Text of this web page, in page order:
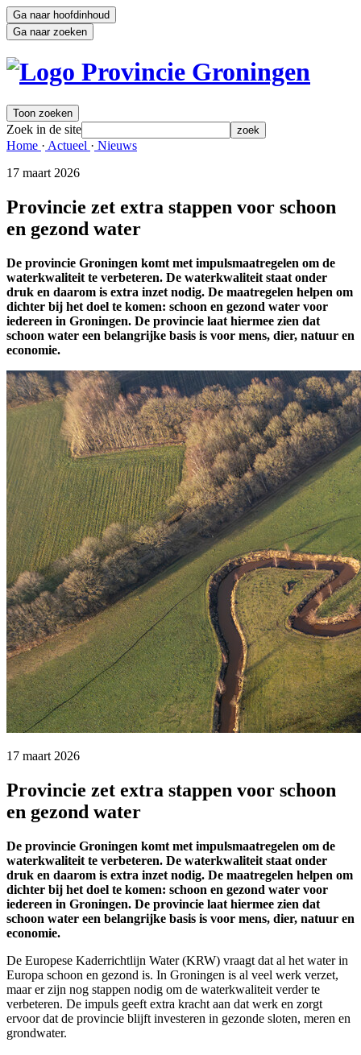
Ga naar hoofdinhoud
Ga naar zoeken
Toon zoeken
Zoek in de site zoek
Home · Actueel · Nieuws
17 maart 2026
Provincie zet extra stappen voor schoon
en gezond water
De provincie Groningen komt met impulsmaatregelen om de
waterkwaliteit te verbeteren. De waterkwaliteit staat onder
druk en daarom is extra inzet nodig. De maatregelen helpen om
dichter bij het doel te komen: schoon en gezond water voor
iedereen in Groningen. De provincie laat hiermee zien dat
schoon water een belangrijke basis is voor mens, dier, natuur en
economie.
17 maart 2026
Provincie zet extra stappen voor schoon
en gezond water
De provincie Groningen komt met impulsmaatregelen om de
waterkwaliteit te verbeteren. De waterkwaliteit staat onder
druk en daarom is extra inzet nodig. De maatregelen helpen om
dichter bij het doel te komen: schoon en gezond water voor
iedereen in Groningen. De provincie laat hiermee zien dat
schoon water een belangrijke basis is voor mens, dier, natuur en
economie.
De Europese Kaderrichtlijn Water (KRW) vraagt dat al het water in
Europa schoon en gezond is. In Groningen is al veel werk verzet,
maar er zijn nog stappen nodig om de waterkwaliteit verder te
verbeteren. De impuls geeft extra kracht aan dat werk en zorgt
ervoor dat de provincie blijft investeren in gezonde sloten, meren en
grondwater.